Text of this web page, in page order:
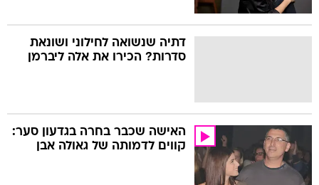
דתיה שנשואה לחילוני ושונאת
סדרות? הכירו את אלה ליברמן
האישה שכבר בחרה בגדעון סער:
קווים לדמותה של גאולה אבן